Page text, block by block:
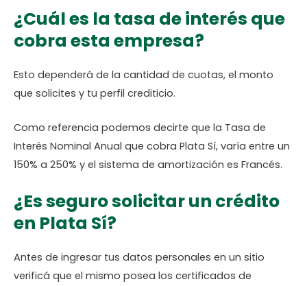
¿Cuál es la tasa de interés que
cobra esta empresa?
Esto dependerá de la cantidad de cuotas, el monto
que solicites y tu perfil crediticio.
Como referencia podemos decirte que la Tasa de
Interés Nominal Anual que cobra Plata Sí, varía entre un
150% a 250% y el sistema de amortización es Francés.
¿Es seguro solicitar un crédito
en Plata Sí?
Antes de ingresar tus datos personales en un sitio
verificá que el mismo posea los certificados de